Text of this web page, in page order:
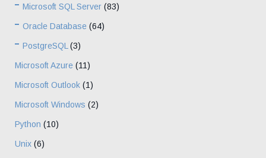
Microsoft SQL Server (83)
Oracle Database (64)
PostgreSQL (3)
Microsoft Azure (11)
Microsoft Outlook (1)
Microsoft Windows (2)
Python (10)
Unix (6)